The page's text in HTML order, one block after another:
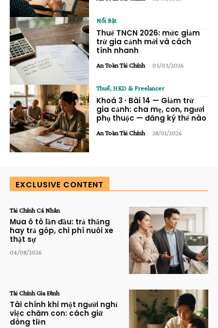
Nổi Bật
Thuế TNCN 2026: mức giảm
trừ gia cảnh mới và cách
tính nhanh
An Toàn Tài Chính - 05/03/2026
Thuế, HKD & Freelancer
Khoá 3 · Bài 14 — Giảm trừ
gia cảnh: cha mẹ, con, người
phụ thuộc — đăng ký thế nào
An Toàn Tài Chính - 28/01/2026
EXCLUSIVE CONTENT
Tài Chính Cá Nhân
Mua ô tô lần đầu: trả thẳng
hay trả góp, chi phí nuôi xe
thật sự
04/08/2026
Tài Chính Gia Đình
Tài chính khi một người nghỉ
việc chăm con: cách giữ
dòng tiền